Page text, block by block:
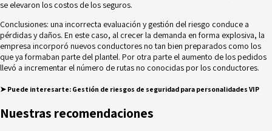
se elevaron los costos de los seguros.
Conclusiones: una incorrecta evaluación y gestión del riesgo conduce a
pérdidas y daños. En este caso, al crecer la demanda en forma explosiva, la
empresa incorporó nuevos conductores no tan bien preparados como los
que ya formaban parte del plantel. Por otra parte el aumento de los pedidos
llevó a incrementar el número de rutas no conocidas por los conductores.
➤ Puede interesarte: Gestión de riesgos de seguridad para personalidades VIP
Nuestras recomendaciones